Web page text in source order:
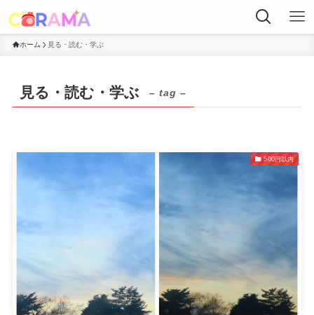
ホーム 見る・読む・学ぶ
見る・読む・学ぶ – tag –
500円以内